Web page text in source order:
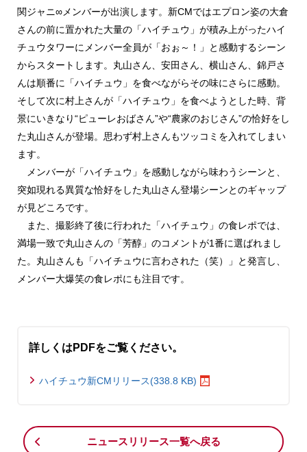
関ジャニ∞メンバーが出演します。新CMではエプロン姿の大倉
さんの前に置かれた大量の「ハイチュウ」が積み上がったハイ
チュウタワーにメンバー全員が「おぉ～！」と感動するシーン
からスタートします。丸山さん、安田さん、横山さん、錦戸さ
んは順番に「ハイチュウ」を食べながらその味にさらに感動。
そして次に村上さんが「ハイチュウ」を食べようとした時、背
景にいきなり“ピューレおばさん”や“農家のおじさん”の恰好をし
た丸山さんが登場。思わず村上さんもツッコミを入れてしまい
ます。
メンバーが「ハイチュウ」を感動しながら味わうシーンと、
突如現れる異質な恰好をした丸山さん登場シーンとのギャップ
が見どころです。
また、撮影終了後に行われた「ハイチュウ」の食レポでは、
満場一致で丸山さんの「芳醇」のコメントが1番に選ばれまし
た。丸山さんも「ハイチュウに言わされた（笑）」と発言し、
メンバー大爆笑の食レポにも注目です。
詳しくはPDFをご覧ください。
ハイチュウ新CMリリース(338.8 KB)
ニュースリリース一覧へ戻る